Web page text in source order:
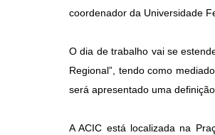
coordenador da Universidade
O dia de trabalho vai se
Regional”, tendo como
será apresentado uma
A ACIC está localizada na